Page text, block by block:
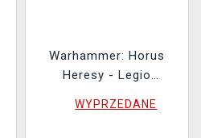
Warhammer: Horus
Heresy - Legio
Captain (1 figurka)
WYPRZEDANE